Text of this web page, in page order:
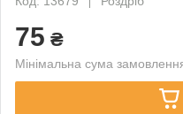
75 ₴
Мінімальна сума